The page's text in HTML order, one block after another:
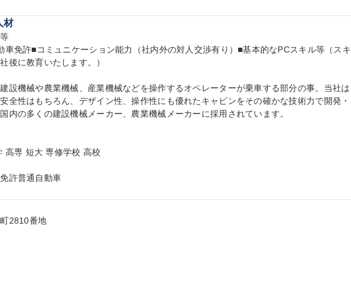
材
車免許■コミュニケーション能力（社内外の対人交渉有り）■基本的なPCスキル等（スキ
後に教育いたします。）
建設機械や農業機械、産業機械などを操作するオペレーターが乗車する部分の事。当社は
全性はもちろん、デザイン性、操作性にも優れたキャビンをその確かな技術力で開発・
内の多くの建設機械メーカー、農業機械メーカーに採用されています。
高専 短大 専修学校 高校
許普通自動車
2810番地